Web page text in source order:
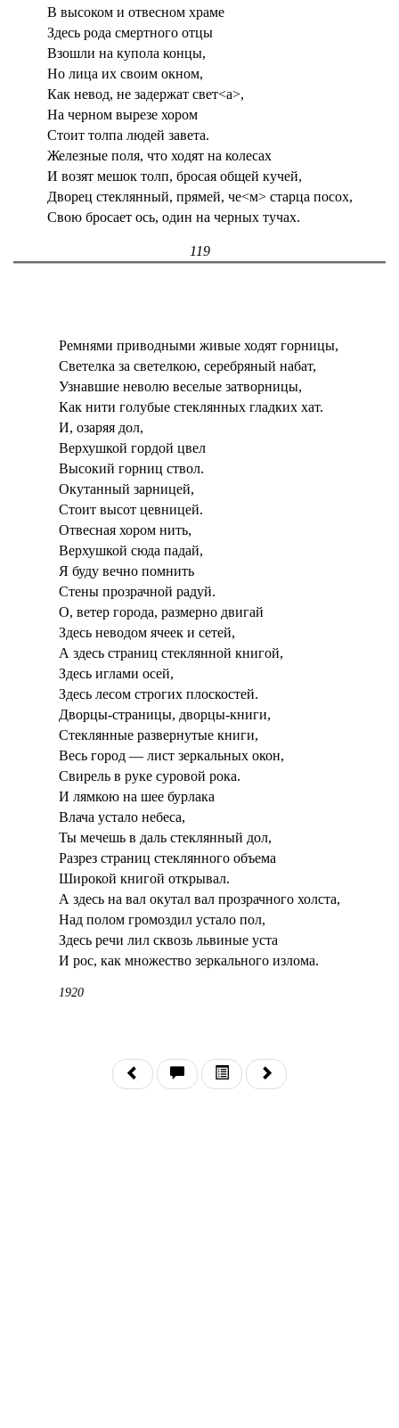
В высоком и отвесном храме
Здесь рода смертного отцы
Взошли на купола концы,
Но лица их своим окном,
Как невод, не задержат свет<а>,
На черном вырезе хором
Стоит толпа людей завета.
Железные поля, что ходят на колесах
И возят мешок толп, бросая общей кучей,
Дворец стеклянный, прямей, че<м> старца посох,
Свою бросает ось, один на черных тучах.
119
Ремнями приводными живые ходят горницы,
Светелка за светелкою, серебряный набат,
Узнавшие неволю веселые затворницы,
Как нити голубые стеклянных гладких хат.
И, озаряя дол,
Верхушкой гордой цвел
Высокий горниц ствол.
Окутанный зарницей,
Стоит высот цевницей.
Отвесная хором нить,
Верхушкой сюда падай,
Я буду вечно помнить
Стены прозрачной радуй.
О, ветер города, размерно двигай
Здесь неводом ячеек и сетей,
А здесь страниц стеклянной книгой,
Здесь иглами осей,
Здесь лесом строгих плоскостей.
Дворцы-страницы, дворцы-книги,
Стеклянные развернутые книги,
Весь город — лист зеркальных окон,
Свирель в руке суровой рока.
И лямкою на шее бурлака
Влача устало небеса,
Ты мечешь в даль стеклянный дол,
Разрез страниц стеклянного объема
Широкой книгой открывал.
А здесь на вал окутал вал прозрачного холста,
Над полом громоздил устало пол,
Здесь речи лил сквозь львиные уста
И рос, как множество зеркального излома.
1920